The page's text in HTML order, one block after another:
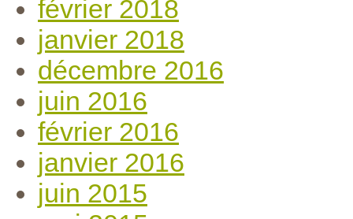
février 2018
janvier 2018
décembre 2016
juin 2016
février 2016
janvier 2016
juin 2015